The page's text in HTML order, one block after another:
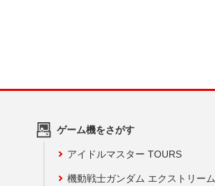
ゲーム機をさがす
アイドルマスター TOURS
機動戦士ガンダム エクストリーム